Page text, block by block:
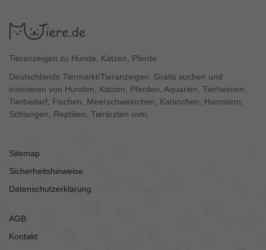
Tieranzeigen zu Hunde, Katzen, Pferde.
Deutschlands Tiermarkt/Tieranzeigen. Gratis suchen und
inserieren von Hunden, Katzen, Pferden, Aquarien, Tierheimen,
Tierbedarf, Fischen, Meerschweinchen, Kaninchen, Hamstern,
Schlangen, Reptilien, Tierärzten uvm.
Sitemap
Sicherheitshinweise
Datenschutzerklärung
AGB
Kontakt